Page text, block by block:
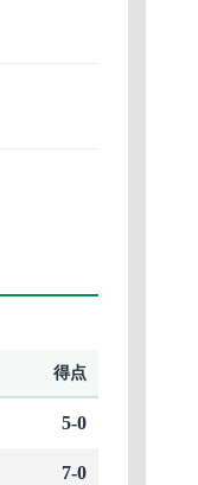
得点
5-0
7-0